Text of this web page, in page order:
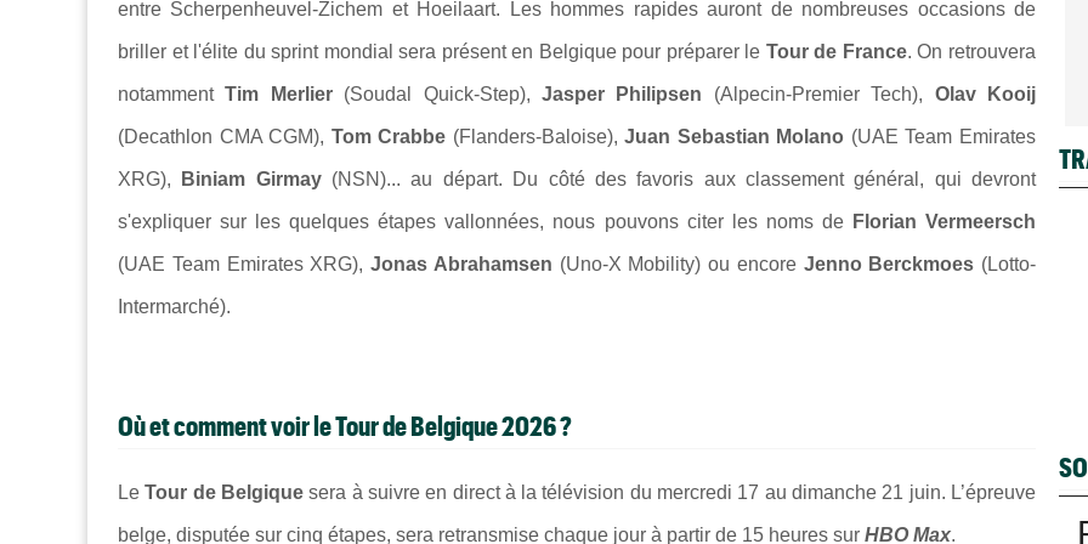
entre Scherpenheuvel-Zichem et Hoeilaart. Les hommes rapides auront de nombreuses occasions de
briller et l'élite du sprint mondial sera présent en Belgique pour préparer le Tour de France. On retrouvera
notammentTim Merlier(Soudal Quick-Step),Jasper Philipsen (Alpecin-Premier Tech), Olav Kooij
(Decathlon CMA CGM), Tom Crabbe (Flanders-Baloise),Juan Sebastian Molano (UAE Team Emirates
XRG), Biniam Girmay (NSN)... au départ. Du côté des favoris aux classement général, qui devront
s'expliquer sur les quelques étapes vallonnées, nous pouvons citer les noms de Florian Vermeersch
(UAE Team Emirates XRG), Jonas Abrahamsen (Uno-X Mobility) ou encore Jenno Berckmoes (Lotto-
Intermarché).
Où et comment voir le Tour de Belgique 2026 ?
LeTour de Belgiquesera à suivre en direct à la télévision du mercredi 17 au dimanche 21 juin. L’épreuve
belge, disputée sur cinq étapes, sera retransmise chaque jour à partir de 15 heures sur HBO Max.